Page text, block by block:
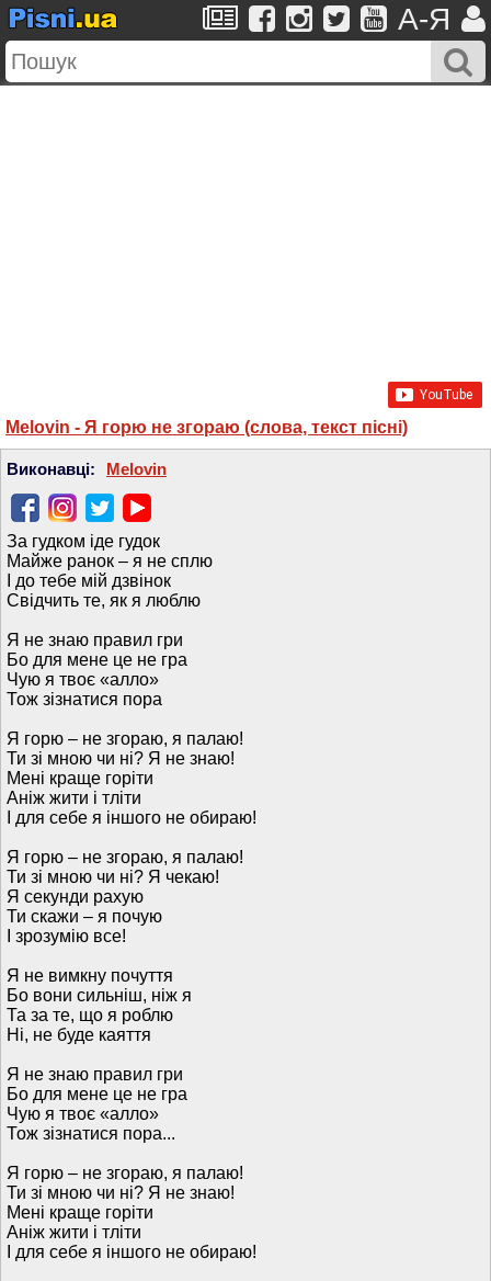
A-Я
Melovin - Я горю не згораю (слова, текст пісні)
Виконавці: Melovin
За гудком іде гудок
Майже ранок – я не сплю
І до тебе мій дзвінок
Свідчить те, як я люблю
Я не знаю правил гри
Бо для мене це не гра
Чую я твоє «алло»
Тож зізнатися пора
Я горю – не згораю, я палаю!
Ти зі мною чи ні? Я не знаю!
Мені краще горіти
Аніж жити і тліти
І для себе я іншого не обираю!
Я горю – не згораю, я палаю!
Ти зі мною чи ні? Я чекаю!
Я секунди рахую
Ти скажи – я почую
І зрозумію все!
Я не вимкну почуття
Бо вони сильніш, ніж я
Та за те, що я роблю
Ні, не буде каяття
Я не знаю правил гри
Бо для мене це не гра
Чую я твоє «алло»
Тож зізнатися пора...
Я горю – не згораю, я палаю!
Ти зі мною чи ні? Я не знаю!
Мені краще горіти
Аніж жити і тліти
І для себе я іншого не обираю!